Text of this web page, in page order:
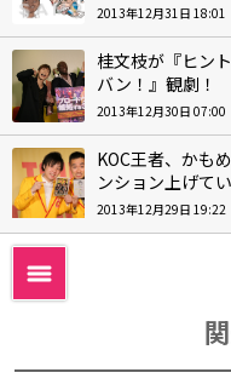
2013年12月31日 18:01
桂文枝が『ヒン
バン！』観劇！
2013年12月30日 07:00
KOC王者、かも
ンション上げて
2013年12月29日 19:22